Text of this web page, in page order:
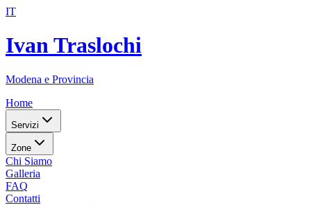
IT
Ivan Traslochi
Modena e Provincia
Home
Servizi
Zone
Chi Siamo
Galleria
FAQ
Contatti